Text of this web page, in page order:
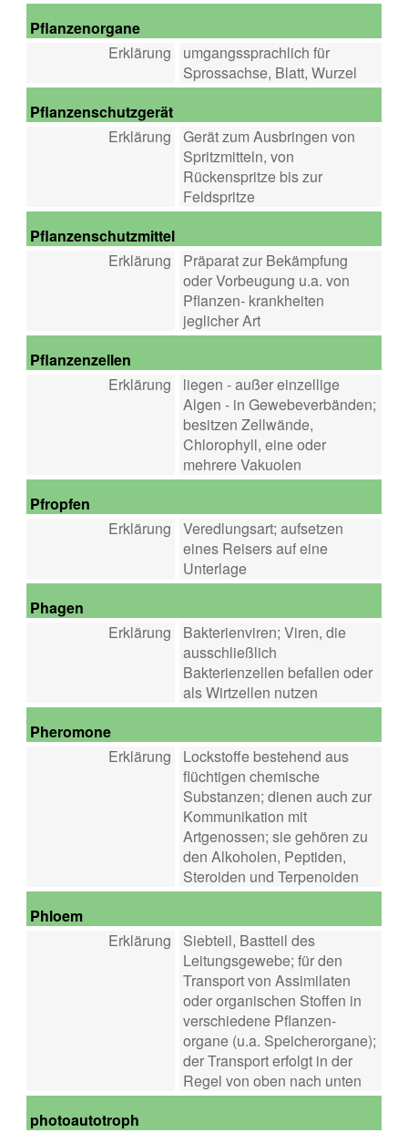
Pflanzenorgane
Erklärung
umgangssprachlich für
Sprossachse, Blatt, Wurzel
Pflanzenschutzgerät
Erklärung
Gerät zum Ausbringen von
Spritzmitteln, von
Rückenspritze bis zur
Feldspritze
Pflanzenschutzmittel
Erklärung
Präparat zur Bekämpfung
oder Vorbeugung u.a. von
Pflanzen- krankheiten
jeglicher Art
Pflanzenzellen
Erklärung
liegen - außer einzellige
Algen - in Gewebeverbänden;
besitzen Zellwände,
Chlorophyll, eine oder
mehrere Vakuolen
Pfropfen
Erklärung
Veredlungsart; aufsetzen
eines Reisers auf eine
Unterlage
Phagen
Erklärung
Bakterienviren; Viren, die
ausschließlich
Bakterienzellen befallen oder
als Wirtzellen nutzen
Pheromone
Erklärung
Lockstoffe bestehend aus
flüchtigen chemische
Substanzen; dienen auch zur
Kommunikation mit
Artgenossen; sie gehören zu
den Alkoholen, Peptiden,
Steroiden und Terpenoiden
Phloem
Erklärung
Siebteil, Bastteil des
Leitungsgewebe; für den
Transport von Assimilaten
oder organischen Stoffen in
verschiedene Pflanzen-
organe (u.a. Speicherorgane);
der Transport erfolgt in der
Regel von oben nach unten
photoautotroph